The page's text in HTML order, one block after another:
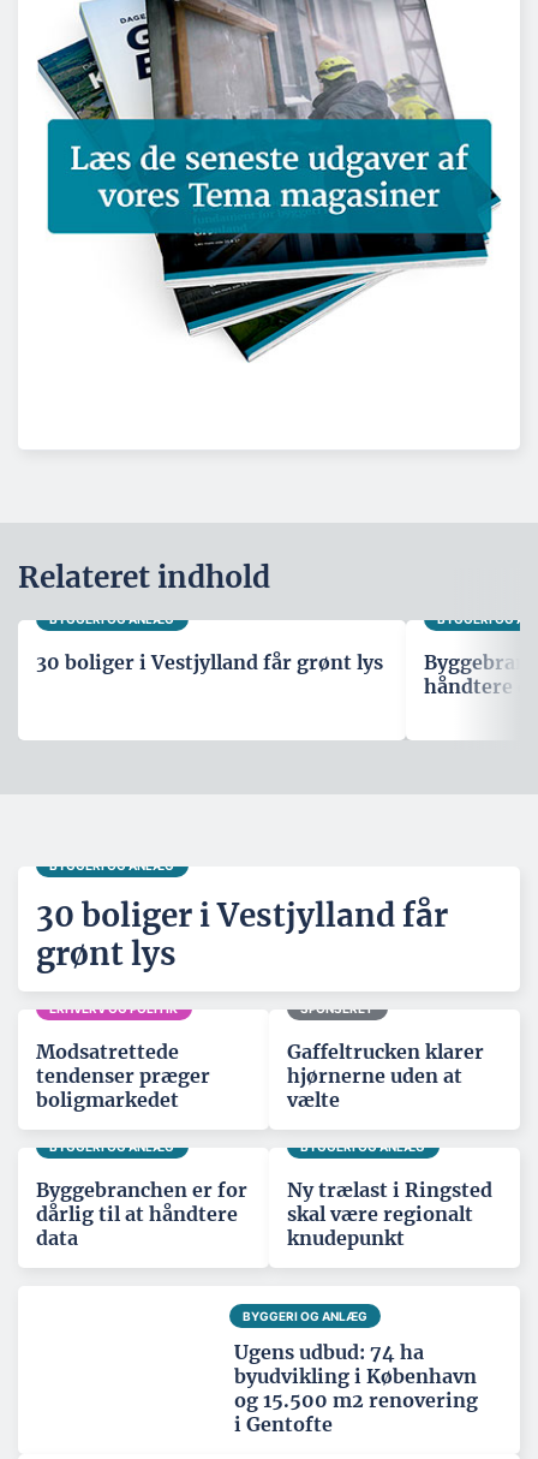
Relateret indhold
BYGGERI OG ANLÆG
30 boliger i Vestjylland får grønt lys
BYGGERI OG
håndtere
BYGGERI OG ANLÆG
30 boliger i Vestjylland får
grønt lys
ERHVERV OG POLITIK
Modsatrettede
tendenser præger
boligmarkedet
SPONSERET
Gaffeltrucken klarer
hjørnerne uden at
vælte
BYGGERI OG ANLÆG
Byggebranchen er for
dårlig til at håndtere
data
BYGGERI OG ANLÆG
Ny trælast i Ringsted
skal være regionalt
knudepunkt
BYGGERI OG ANLÆG
Ugens udbud: 74 ha
byudvikling i København
og 15.500 m2 renovering
i Gentofte